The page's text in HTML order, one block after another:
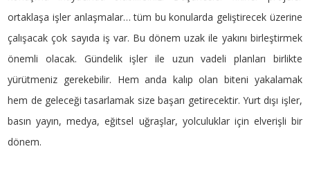
ortaklaşa işler anlaşmalar… tüm bu konularda geliştirecek üzerine
çalışacak çok sayıda iş var. Bu dönem uzak ile yakını birleştirmek
önemli olacak. Gündelik işler ile uzun vadeli planları birlikte
yürütmeniz gerekebilir. Hem anda kalıp olan biteni yakalamak
hem de geleceği tasarlamak size başarı getirecektir. Yurt dışı işler,
basın yayın, medya, eğitsel uğraşlar, yolculuklar için elverişli bir
dönem.